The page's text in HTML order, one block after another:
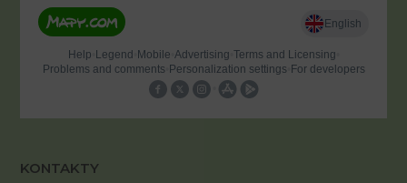
KONTAKTY